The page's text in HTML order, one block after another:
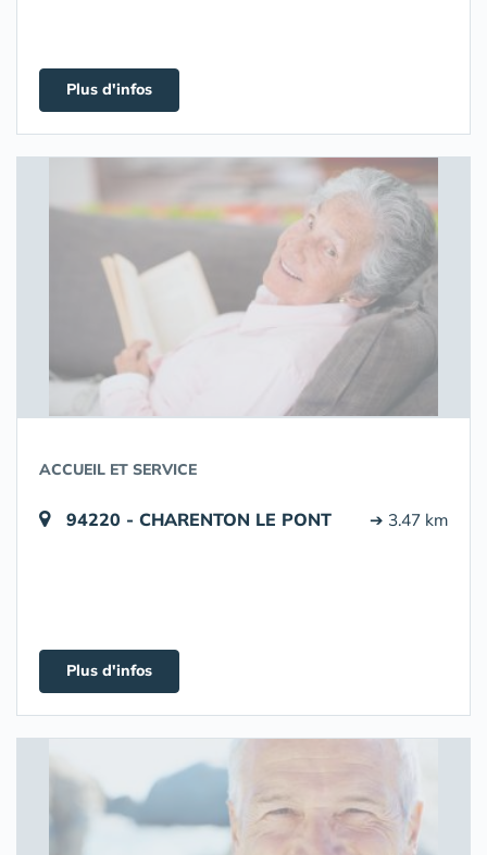
Plus d'infos
ACCUEIL ET SERVICE
94220 - CHARENTON LE PONT ➔ 3.47 km
Plus d'infos